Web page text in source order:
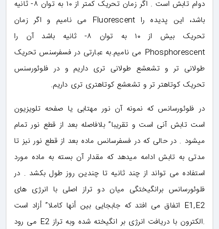
دوام تابش است . اگر زمان تحریک کمتر از ۱۰ به توان ۸- ثانیه
باشد، این پدیده را Fluorescent می نامیم و اگر زمان
تحریک بیش از ۱۰ به توان ۸- ثانیه باشد آن را
Phosphorescent می نامیم.به عبارتی در فسفرسنس تحریک
طولانی تر و تشعشع طولانی تری داریم و در فلوئورسنس
تحریک کوتاهتر تر و تشعشع کوتاهتری تری داریم.
در فلوئورسانس که نمونه آن نور مهتابی یا صفحه تلویزیون
است تابش آنی است و تقریبا” بلافاصله بعد از قطع نور تمام
میشود . در حالی که در فسفرسانس ماده بعد از قطع نور نیز تا
مدتی به تابش ادامه میدهد که مقدار آن بسته به ماده مورد
استفاده می تواند از چند ثانیه تا چندین روز طول بکشد . در
فلوئورسانس برانگیختگی میان دو تراز اصلی با انرژی های
E1,E2 اتفاق می افتد که جابجایی بین أنها کاملا” أزاد است
.الکترون با دریافت انرژی بر انگیخته شده وبه تراز E2 می رود